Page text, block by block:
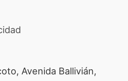
Avenida Ballivián,